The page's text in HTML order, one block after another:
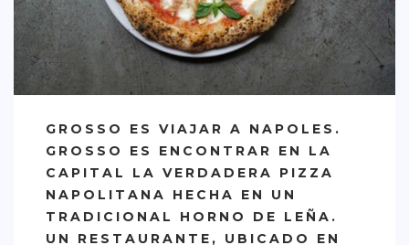
INDIA
ITALIANA
SALUDABLE
TAPAS
TRADICIONAL
GROSSO ES VIAJAR A NAPOLES.
GROSSO ES ENCONTRAR EN LA
CAPITAL LA VERDADERA PIZZA
NAPOLITANA HECHA EN UN
TRADICIONAL HORNO DE LEÑA.
UN RESTAURANTE, UBICADO EN